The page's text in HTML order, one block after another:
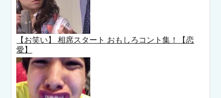
【お笑い】 相席スタート おもしろコント集！【恋
愛】